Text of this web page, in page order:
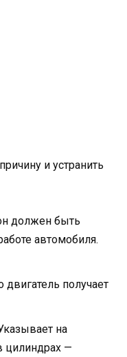
и устранить
должен быть
автомобиля.
получает
на
цилиндрах —